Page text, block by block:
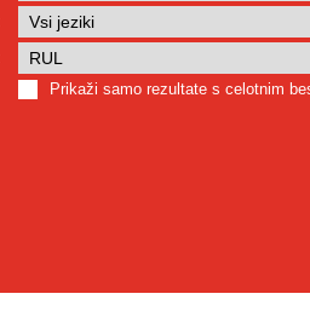
Prikaži samo rezultate s celotnim